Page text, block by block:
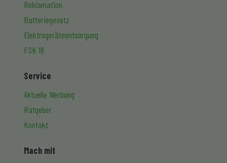
Reklamation
Batteriegesetz
Elektrogeräteentsorgung
FSK 18
Service
Aktuelle Werbung
Ratgeber
Kontakt
Mach mit